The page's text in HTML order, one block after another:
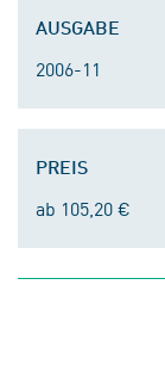
AUSGABE
2006-11
PREIS
ab 105,20 €